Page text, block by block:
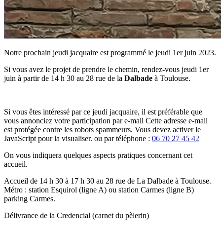
Notre prochain jeudi jacquaire est programmé le jeudi 1er juin 2023.
Si vous avez le projet de prendre le chemin, rendez-vous jeudi 1er
juin à partir de 14 h 30 au 28 rue de la Dalbade à Toulouse.
Si vous êtes intéressé par ce jeudi jacquaire, il est préférable que
vous annonciez votre participation par e-mail Cette adresse e-mail
est protégée contre les robots spammeurs. Vous devez activer le
JavaScript pour la visualiser. ou par téléphone : 06 70 27 45 42
On vous indiquera quelques aspects pratiques concernant cet
accueil.
Accueil de 14 h 30 à 17 h 30 au 28 rue de La Dalbade à Toulouse.
Métro : station Esquirol (ligne A) ou station Carmes (ligne B)
parking Carmes.
Délivrance de la Credencial (carnet du pèlerin)